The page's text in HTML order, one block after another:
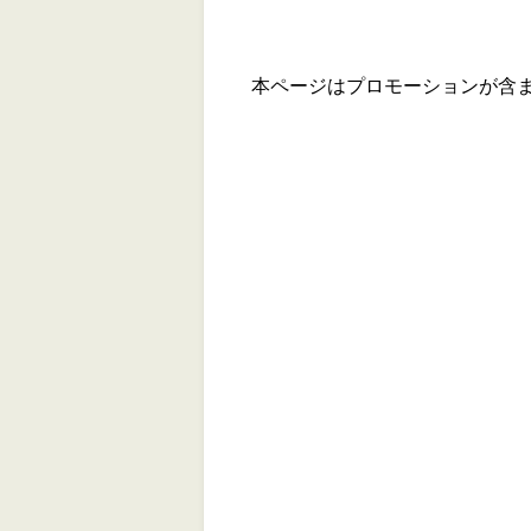
本ページはプロモーションが含